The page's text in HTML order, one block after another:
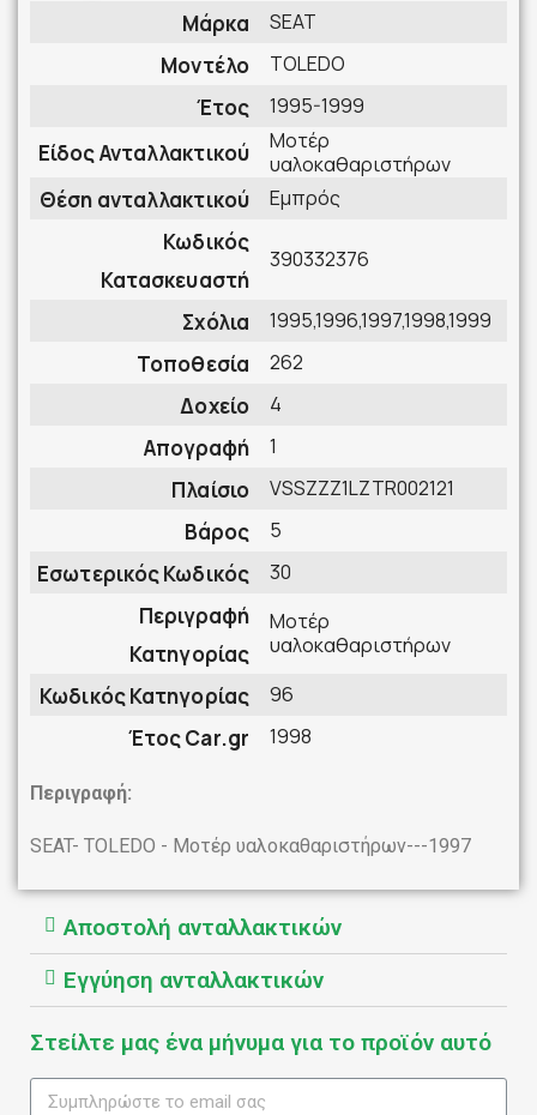
Μάρκα SEAT
Μοντέλο TOLEDO
Έτος 1995-1999
Είδος Ανταλλακτικού
Μοτέρ
υαλοκαθαριστήρων
Θέση ανταλλακτικού Εμπρός
Κωδικός
Κατασκευαστή
390332376
Σχόλια 1995,1996,1997,1998,1999
Τοποθεσία 262
Δοχείο 4
Απογραφή 1
Πλαίσιο VSSZZZ1LZTR002121
Βάρος 5
Εσωτερικός Κωδικός 30
Περιγραφή
Κατηγορίας
Μοτέρ
υαλοκαθαριστήρων
Κωδικός Κατηγορίας 96
Έτος Car.gr 1998
Περιγραφή:
SEAT- TOLEDO - Μοτέρ υαλοκαθαριστήρων---1997
Αποστολή ανταλλακτικών
Εγγύηση ανταλλακτικών
Στείλτε μας ένα μήνυμα για το προϊόν αυτό